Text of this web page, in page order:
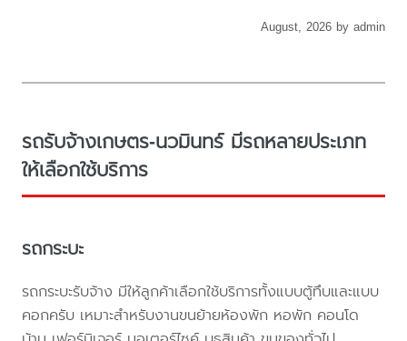
August, 2026 by admin
รถรับจ้างเกษตร-นวมินทร์ มีรถหลายประเภท
ให้เลือกใช้บริการ
รถกระบะ
รถกระบะรับจ้าง มีให้ลูกค้าเลือกใช้บริการทั้งแบบตู้ทึบและแบบ
คอกครับ เหมาะสำหรับงานขนย้ายห้องพัก หอพัก คอนโด